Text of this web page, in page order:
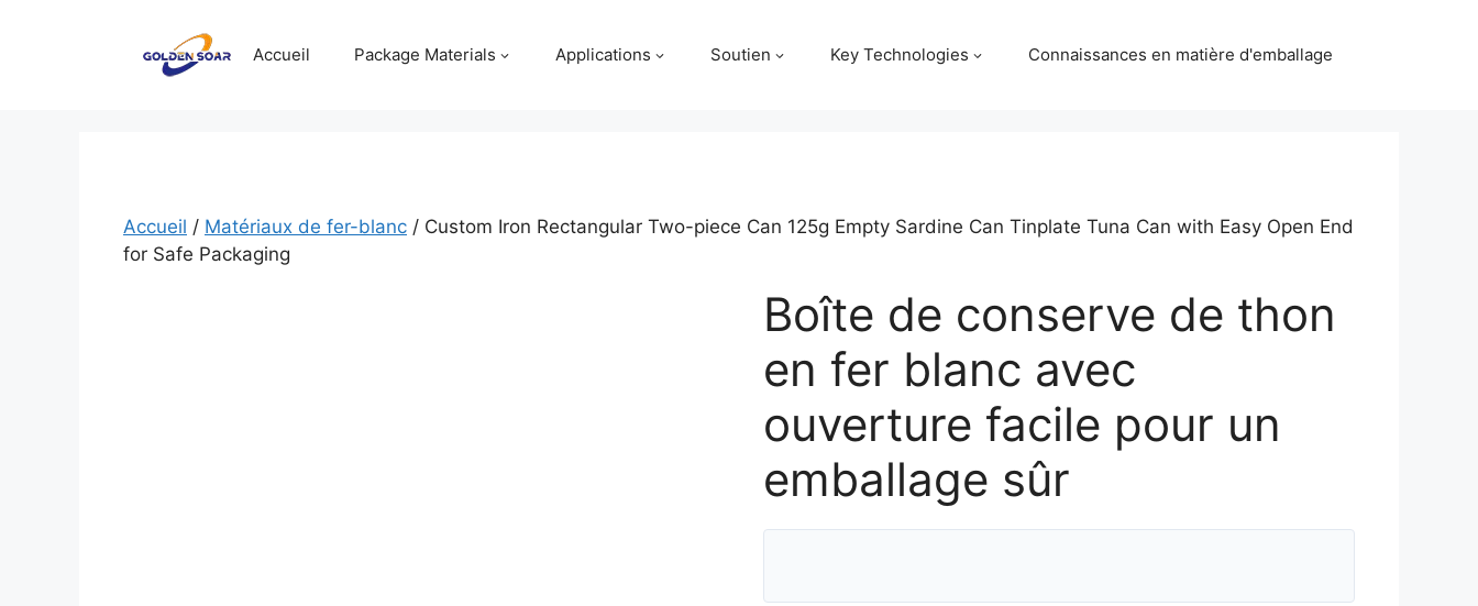
Accueil Package Materials Applications Soutien Key Technologies Connaissances en matière d'emballage
Accueil / Matériaux de fer-blanc / Custom Iron Rectangular Two-piece Can 125g Empty Sardine Can Tinplate Tuna Can with Easy Open End
for Safe Packaging
Boîte de conserve de thon
en fer blanc avec
ouverture facile pour un
emballage sûr